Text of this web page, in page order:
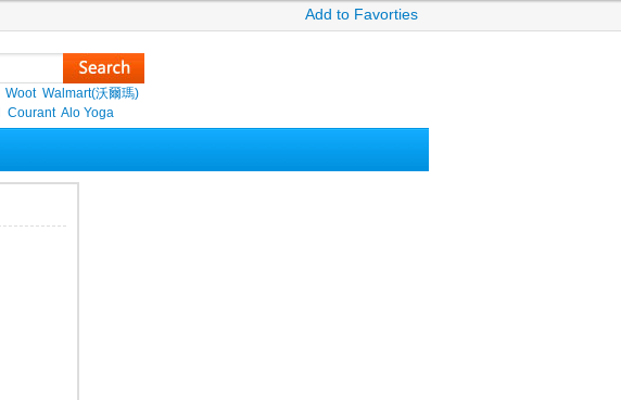
Add to Favorties
Woot Walmart(沃爾瑪)
Courant Alo Yoga